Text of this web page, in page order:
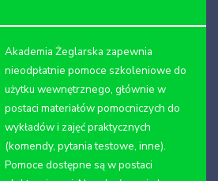
Akademia Żeglarska zapewnia
nieodpłatnie pomoce szkoleniowe do
użytku wewnętrznego, głównie w
postaci materiałów pomocniczych do
wykładów i zajęć praktycznych
(komendy, pytania testowe, inne).
Pomoce dostępne są w postaci